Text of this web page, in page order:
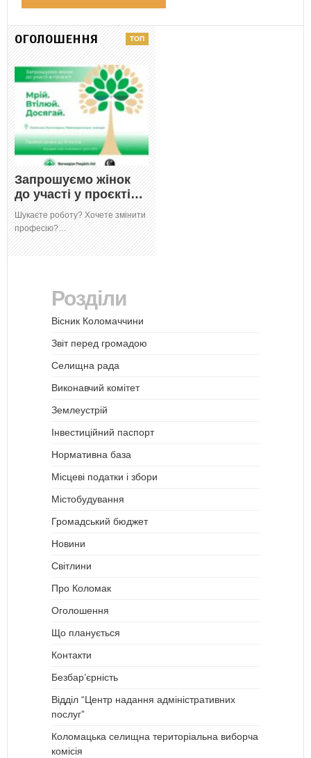
ОГОЛОШЕННЯ
Запрошуємо жінок
до участі у проєкті…
Шукаєте роботу? Хочете змінити
професію?…
Розділи
Вісник Коломаччини
Звіт перед громадою
Селищна рада
Виконавчий комітет
Землеустрій
Інвестиційний паспорт
Нормативна база
Місцеві податки і збори
Містобудування
Громадський бюджет
Новини
Світлини
Про Коломак
Оголошення
Що планується
Контакти
Безбар’єрність
Відділ “Центр надання адміністративних
послуг”
Коломацька селищна територіальна виборча
комісія